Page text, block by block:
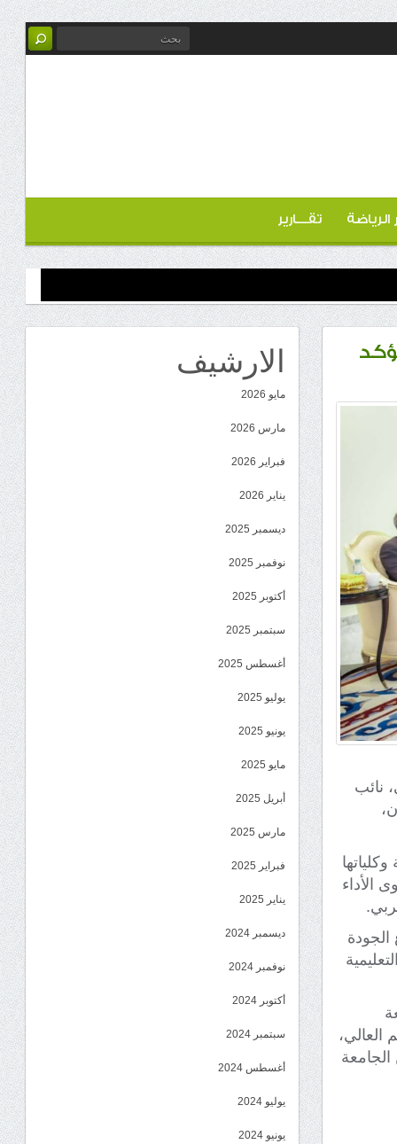
الرياضة تقـــارير
نائب
الأداء
الجودة
العالي،
الارشيف
مايو 2026
مارس 2026
فبراير 2026
يناير 2026
ديسمبر 2025
نوفمبر 2025
أكتوبر 2025
سبتمبر 2025
أغسطس 2025
يوليو 2025
يونيو 2025
مايو 2025
أبريل 2025
مارس 2025
فبراير 2025
يناير 2025
ديسمبر 2024
نوفمبر 2024
أكتوبر 2024
سبتمبر 2024
أغسطس 2024
يوليو 2024
يونيو 2024